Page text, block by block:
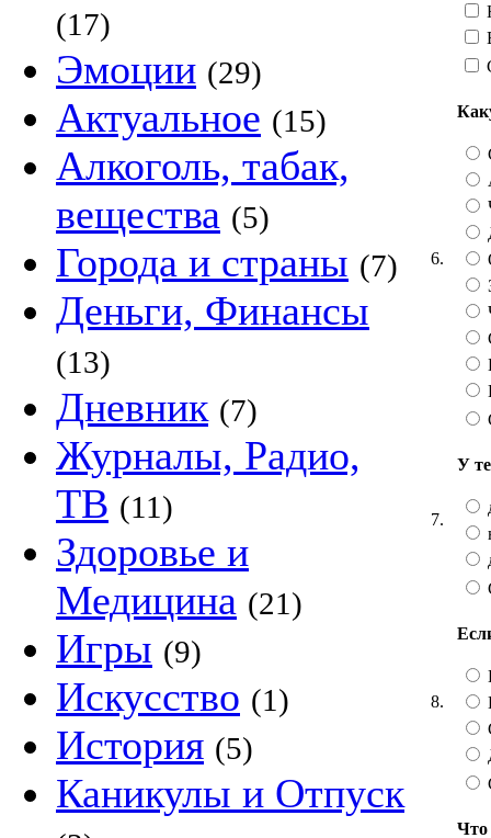
(17)
Эмоции (29)
Актуальное (15)
Алкоголь, табак,
вещества (5)
Города и страны (7)
Деньги, Финансы
(13)
Дневник (7)
Журналы, Радио,
ТВ (11)
Здоровье и
Медицина (21)
Игры (9)
Искусство (1)
История (5)
Каникулы и Отпуск
6.
7.
У
8.
Что